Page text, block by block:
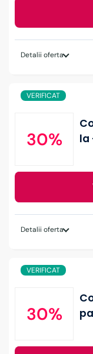
Detalii oferta
VERIFICAT
30%
la
Detalii oferta
VERIFICAT
30%